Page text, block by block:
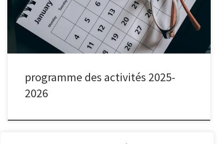
programme des activités 2025-
2026